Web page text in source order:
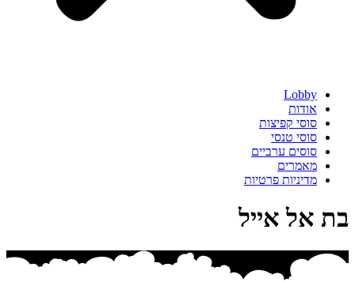
Lobby
אודות
סוסי קפיצות
סוסי טנסי
סוסים ערביים
מאמרים
מדיניות פרטיות
בת אל אייל